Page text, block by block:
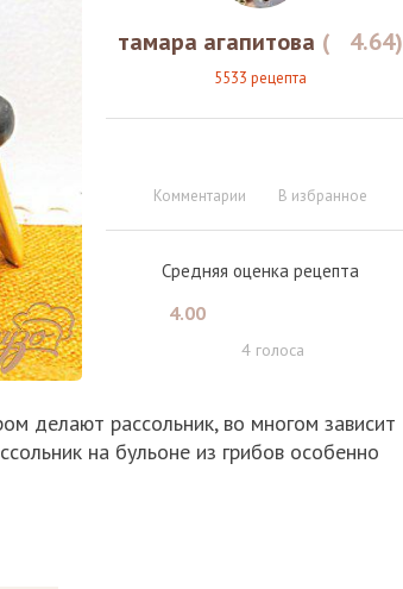
тамара агапитова ( 4.64)
5533 рецепта
Комментарии В избранное
Средняя оценка рецепта
4.00
4голоса
делают рассольник, во многом зависит
на бульоне из грибов особенно